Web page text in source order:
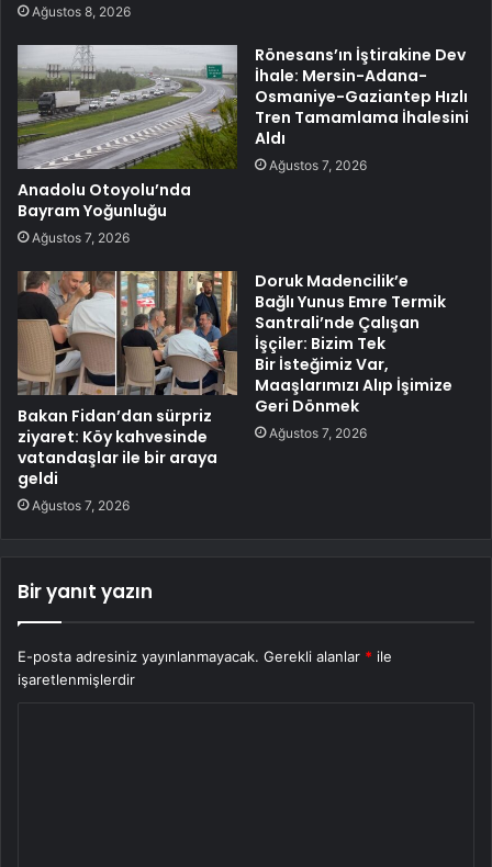
Ağustos 8, 2026
Anadolu Otoyolu’nda
Bayram Yoğunluğu
Ağustos 7, 2026
Rönesans’ın İştirakine Dev
İhale: Mersin-Adana-
Osmaniye-Gaziantep Hızlı
Tren Tamamlama İhalesini
Aldı
Ağustos 7, 2026
Bakan Fidan’dan sürpriz
ziyaret: Köy kahvesinde
vatandaşlar ile bir araya
geldi
Ağustos 7, 2026
Doruk Madencilik’e
Bağlı Yunus Emre Termik
Santrali’nde Çalışan
İşçiler: Bizim Tek
Bir İsteğimiz Var,
Maaşlarımızı Alıp İşimize
Geri Dönmek
Ağustos 7, 2026
Bir yanıt yazın
E-posta adresiniz yayınlanmayacak. Gerekli alanlar * ile
işaretlenmişlerdir